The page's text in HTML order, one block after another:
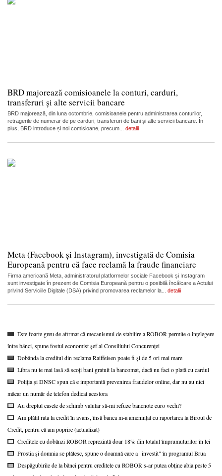
BRD majorează comisioanele la conturi, carduri,
transferuri și alte servicii bancare
BRD majorează, din luna octombrie, comisioanele pentru administrarea conturilor,
retragerile de numerar de pe carduri, transferuri de bani și alte servicii bancare. În
plus, BRD introduce și noi comisioane, precum... detalii
Meta (Facebook și Instagram), investigată de Comisia
Europeană pentru că face reclamă la fraude financiare
Firma americană Meta, administratorul platformelor sociale Facebook și Instagram
sunt investigate în prezent de Comisia Europeană pentru o posibilă încălcare a Actului
privind Serviciile Digitale (DSA) privind promovarea reclamelor la... detalii
Este foarte greu de afirmat că mecanismul de stabilire a ROBOR permite o înțelegere
între bănci, spune fostul economist șef al Consiliului Concurenței
Dobânda la creditul din reclama Raiffeisen poate fi și de 5 ori mai mare
Libra nu te mai lasă să scoți bani gratuit la bancomat, dacă nu faci o plată cu cardul
Poliția și DNSC spun că e importantă prevenirea fraudelor online, dar nu au nici
măcar un număr de telefon dedicat acestora
Au dreptul casele de schimb valutar să-mi refuze bancnote euro vechi?
Am plătit rata la credit în avans, însă banca m-a amenințat cu raportarea la Biroul de
Credit, pentru că am poprire (actualizat)
Creditele cu dobânzi ROBOR reprezintă doar 18% din totalul împrumuturilor în lei
Prostia și domnia se plătesc, spune o doamnă care a "investit" în programul Brua
Despăgubirile de la bănci pentru creditele cu ROBOR s-ar putea obține abia peste 5